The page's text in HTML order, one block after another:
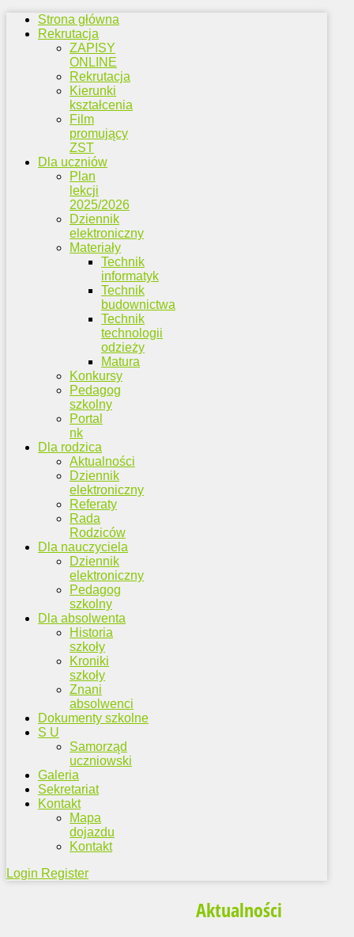
Strona główna
Rekrutacja
ZAPISY
ONLINE
Rekrutacja
Kierunki
kształcenia
Film
promujący
ZST
Dla uczniów
Plan
lekcji
2025/2026
Dziennik
elektroniczny
Materiały
Technik
informatyk
Technik
budownictwa
Technik
technologii
odzieży
Matura
Konkursy
Pedagog
szkolny
Portal
nk
Dla rodzica
Aktualności
Dziennik
elektroniczny
Referaty
Rada
Rodziców
Dla nauczyciela
Dziennik
elektroniczny
Pedagog
szkolny
Dla absolwenta
Historia
szkoły
Kroniki
szkoły
Znani
absolwenci
Dokumenty szkolne
S U
Samorząd
uczniowski
Galeria
Sekretariat
Kontakt
Mapa
dojazdu
Kontakt
Login Register
Aktualności